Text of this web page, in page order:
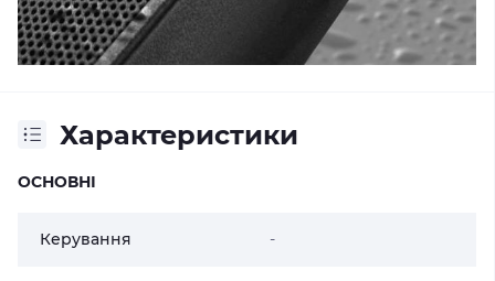
Характеристики
ОСНОВНІ
Керування -